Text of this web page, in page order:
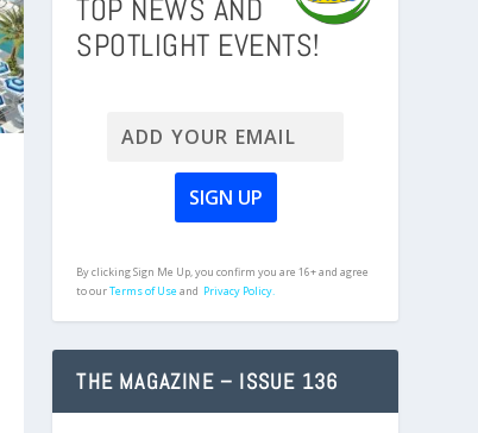
TOP NEWS AND
SPOTLIGHT EVENTS!
By clicking Sign Me Up, you confirm you are 16+ and agree
to ourTerms of Useand Privacy Policy.
THE MAGAZINE – ISSUE 136